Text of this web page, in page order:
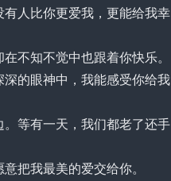
人比你更爱我，更能给我幸
不知不觉中也跟着你快乐。
的眼神中，我能感受你给我
等有一天，我们都老了还手
把我最美的爱交给你。